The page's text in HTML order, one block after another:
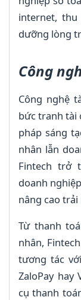
internet,
dưỡng lòng
Công
Công nghệ
bức tranh tài
pháp sáng
nhân lẫn
Fintech trở
doanh
nâng cao
Từ thanh
nhân,
tương tác
ZaloPay hay
cụ thanh